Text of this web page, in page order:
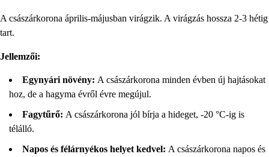
A császárkorona április-májusban virágzik. A virágzás hossza 2-3 hétig
tart.
Jellemzői:
Egynyári növény: A császárkorona minden évben új hajtásokat
hoz, de a hagyma évről évre megújul.
Fagytűrő: A császárkorona jól bírja a hideget, -20 °C-ig is
télálló.
Napos és félárnyékos helyet kedvel: A császárkorona napos és